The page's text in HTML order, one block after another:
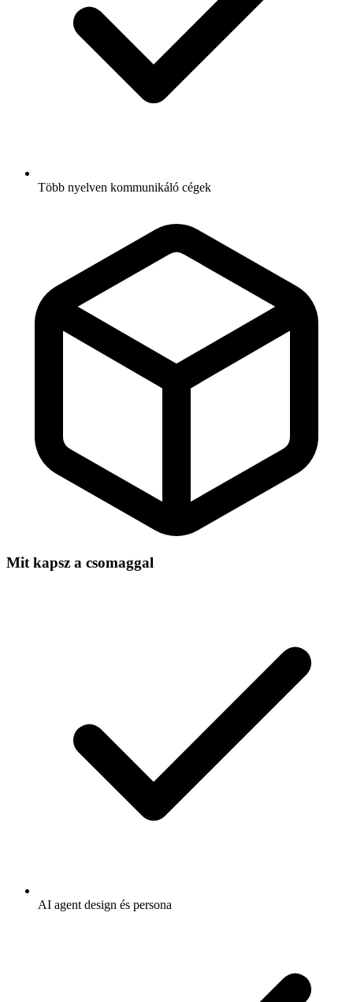
Több nyelven kommunikáló cégek
Mit kapsz a csomaggal
AI agent design és persona